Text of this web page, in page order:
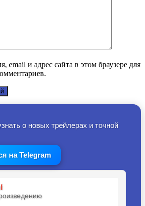
email и адрес сайта в этом браузере для
о новых трейлерах и точной
на Telegram